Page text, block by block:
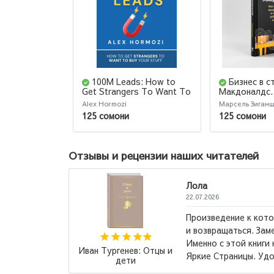
100M Leads: How to
Get Strangers To Want To
Buy Your Stuff
Alex Hormozi
125 сомони
Бизнес в
превратить
компанию в
работающий
Бизнес в
Марсель
125 сомони
Отзывы и рецензии наших читателей
хочется возвращаться
издание, кстати!
начала коллекционировать
Удобный шрифт для...→
Наполеон Хилл: Думай
и богатей (Т)